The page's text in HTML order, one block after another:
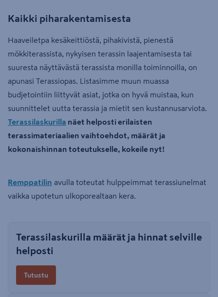
Kaikki piharakentamisesta
Haaveiletpa kesäkeittiöstä, pihakivistä, pienestä
mökkiterassista, nykyisen terassin laajentamisesta tai
suuresta näyttävästä terassista monilla toiminnoilla, on
apunasi Terassiopas. Listasimme muun muassa
budjetointiin liittyvät asiat, jotka on hyvä muistaa, kun
suunnittelet uutta terassia ja mietit sen kustannusarviota.
Terassilaskurilla näet helposti erilaisten
terassimateriaalien vaihtoehdot, määrät ja
kokonaishinnan toteutukselle, kokeile nyt!
Remppatilin avulla toteutat hulppeimmat terassiunelmat
vaikka upotetun ulkoporealtaan kera.
Terassilaskurilla määrät ja hinnat selville
helposti
Tutustu